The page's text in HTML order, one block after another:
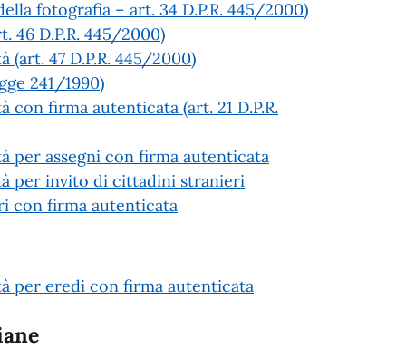
fotografia – art. 34 D.P.R. 445/2000)
46 D.P.R. 445/2000)
47 D.P.R. 445/2000)
241/1990)
firma autenticata (art. 21 D.P.R.
per assegni con firma autenticata
per invito di cittadini stranieri
con firma autenticata
per eredi con firma autenticata